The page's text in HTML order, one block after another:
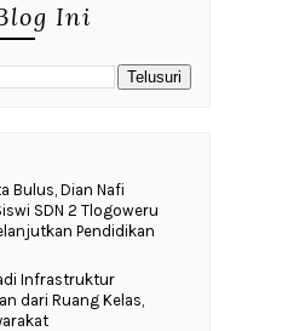
Ini
Bulus, Dian Nafi
SDN 2 Tlogoweru
Pendidikan
Infrastruktur
dari Ruang Kelas,